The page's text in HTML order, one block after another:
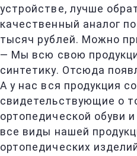
устройстве, лучше
качественный аналог
тысяч рублей. Можно
— Мы всю свою
синтетику. Отсюда
А у нас вся продукция
свидетельствующие о
ортопедической обуви
все виды нашей
ортопедических